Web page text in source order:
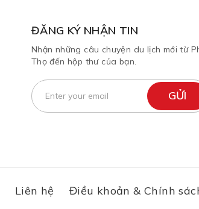
ĐĂNG KÝ NHẬN TIN
Nhận những câu chuyện du lịch mới từ
Thọ đến hộp thư của bạn.
Liên hệ Điều khoản & Chính